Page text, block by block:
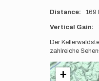
Distance 169
Vertical Gain
Description
Der
zahlreiche
+